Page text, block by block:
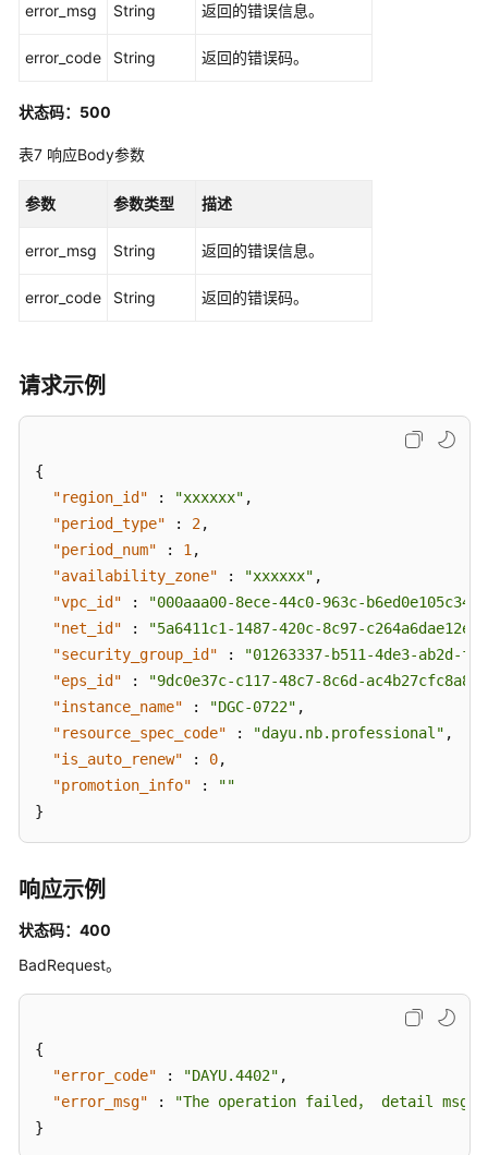
据
全
例
授
录
SDK
帮
助
文
档
载
通
用
error_msg String 返回的错误信息。
error_code String 返回的错误码。
状态码：500
表7 响应Body参数
参数 参数类型 描述
error_msg String 返回的错误信息。
error_code String 返回的错误码。
请求示例
{
"region_id"
: "xxxxxx" ,
"period_type"
: 2,
"period_num"
: 1 ,
"availability_zone"
: "xxxxxx" ,
"vpc_id"
: "000aaa00-8ece-44c0-963c-b6ed0e105c34"
"net_id"
: "5a6411c1-1487-420c-8c97-c264a6dae12e"
"security_group_id"
:
"01263337-b511-4de3-ab2d-
"eps_id"
: "9dc0e37c-c117-48c7-8c6d-ac4b27cfc8a8"
"instance_name"
: "DGC-0722" ,
"resource_spec_code"
: "dayu.nb.professional" ,
"is_auto_renew"
: 0,
"promotion_info"
:
""
}
响应示例
状态码：400
BadRequest。
{
"error_code"
: "DAYU.4402" ,
"error_msg"
:
"The operation failed， detail msg
}